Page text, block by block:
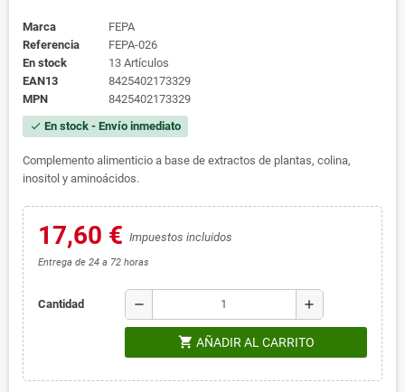
Marca
FEPA
Referencia
FEPA-026
En stock
13 Artículos
EAN13
8425402173329
MPN
8425402173329
check En stock - Envío inmediato
Complemento alimenticio a base de extractos de plantas, colina,
inositol y aminoácidos.
17,60 € Impuestos incluidos
Entrega de 24 a 72 horas
Cantidad remove add
shopping_cart AÑADIR AL CARRITO